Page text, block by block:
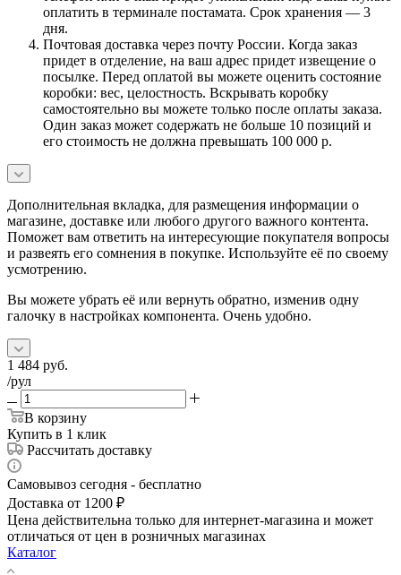
оплатить в терминале постамата. Срок хранения — 3
дня.
Почтовая доставка через почту России. Когда заказ
придет в отделение, на ваш адрес придет извещение о
посылке. Перед оплатой вы можете оценить состояние
коробки: вес, целостность. Вскрывать коробку
самостоятельно вы можете только после оплаты заказа.
Один заказ может содержать не больше 10 позиций и
его стоимость не должна превышать 100 000 р.
Дополнительная вкладка, для размещения информации о
магазине, доставке или любого другого важного контента.
Поможет вам ответить на интересующие покупателя вопросы
и развеять его сомнения в покупке. Используйте её по своему
усмотрению.
Вы можете убрать её или вернуть обратно, изменив одну
галочку в настройках компонента. Очень удобно.
1 484 руб.
/рул
В корзину
Купить в 1 клик
Рассчитать доставку
Самовывоз сегодня - бесплатно
Доставка от 1200 ₽
Цена действительна только для интернет-магазина и может
отличаться от цен в розничных магазинах
Каталог